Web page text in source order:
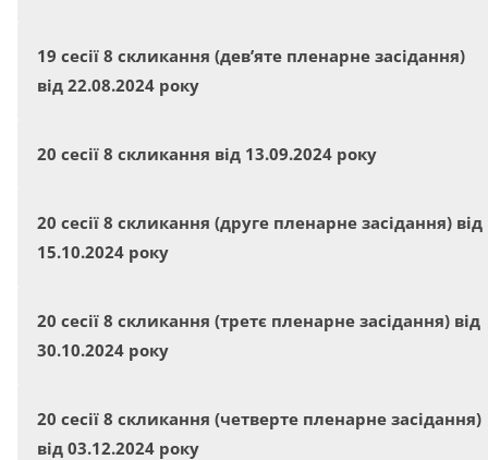
19 сесії 8 скликання (дев’яте пленарне засідання)
від 22.08.2024 року
20 сесії 8 скликання від 13.09.2024 року
20 сесії 8 скликання (друге пленарне засідання) від
15.10.2024 року
20 сесії 8 скликання (третє пленарне засідання) від
30.10.2024 року
20 сесії 8 скликання (четверте пленарне засідання)
від 03.12.2024 року